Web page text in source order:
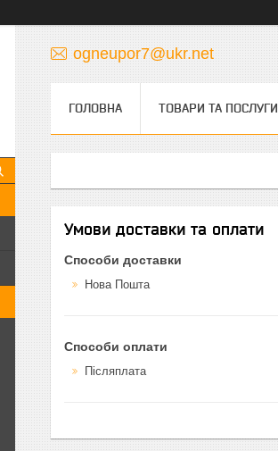
ogneupor7@ukr.net
ГОЛОВНА ТОВАРИ ТА ПОСЛУГИ
Умови доставки та оплати
Способи доставки
Нова Пошта
Способи оплати
Післяплата